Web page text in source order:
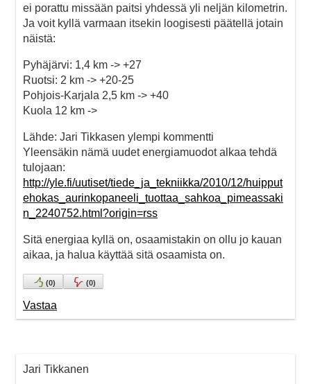
ei porattu missään paitsi yhdessä yli neljän kilometrin.
Ja voit kyllä varmaan itsekin loogisesti päätellä jotain
näistä:
Pyhäjärvi: 1,4 km -> +27
Ruotsi: 2 km -> +20-25
Pohjois-Karjala 2,5 km -> +40
Kuola 12 km ->
Lähde: Jari Tikkasen ylempi kommentti
Yleensäkin nämä uudet energiamuodot alkaa tehdä
tulojaan:
http://yle.fi/uutiset/tiede_ja_tekniikka/2010/12/huipput
ehokas_aurinkopaneeli_tuottaa_sahkoa_pimeassaki
n_2240752.html?origin=rss
Sitä energiaa kyllä on, osaamistakin on ollu jo kauan
aikaa, ja halua käyttää sitä osaamista on.
(0) (0)
Vastaa
Jari Tikkanen